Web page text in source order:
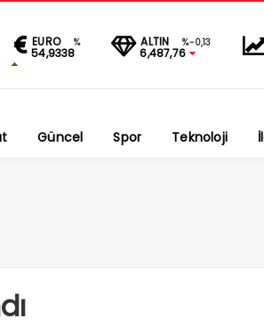
EURO %
54,9338
ALTIN %-0,13
6,487,76
Güncel Spor Teknoloji